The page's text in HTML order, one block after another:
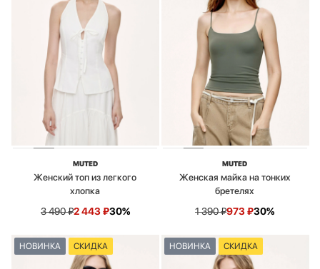
MUTED
Женский топ из легкого
хлопка
3 490₽2 443₽30%
MUTED
Женская майка на тонких
бретелях
1 390₽973₽30%
НОВИНКА СКИДКА НОВИНКА СКИДКА